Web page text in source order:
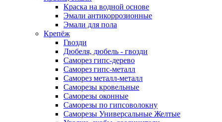
Краска на водной основе
Эмали антикоррозионные
Эмали для пола
Крепёж
Гвозди
Дюбеля, дюбель - гвозди
Саморез гипс-дерево
Саморез гипс-металл
Саморез металл-металл
Саморезы кровельные
Саморезы оконные
Саморезы по гипсоволокну
Саморезы Универсальные Желтые